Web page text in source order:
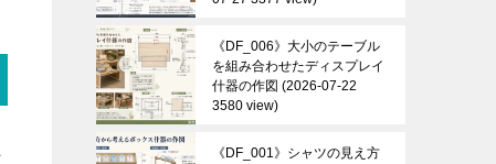
《DF_006》大小のテーブル
を組み合わせたディスプレイ
什器の作図
2026-07-22
3580 view
《DF_001》シャツの見え方